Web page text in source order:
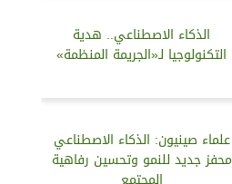
الذكاء الاصطناعي.. هدية
التكنولوجيا لـ«الجريمة المنظمة»
علماء صينيون: الذكاء الاصطناعي
محفز جديد للنمو وتحسين رفاهية